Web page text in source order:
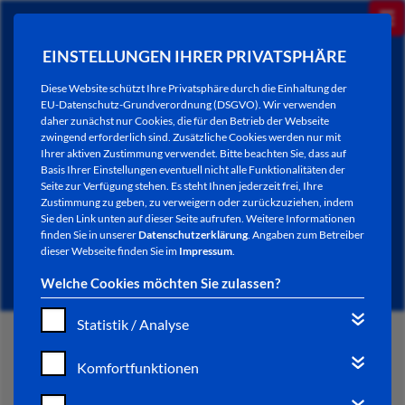
EINSTELLUNGEN IHRER PRIVATSPHÄRE
Diese Website schützt Ihre Privatsphäre durch die Einhaltung der
EU-Datenschutz-Grundverordnung (DSGVO). Wir verwenden
daher zunächst nur Cookies, die für den Betrieb der Webseite
zwingend erforderlich sind. Zusätzliche Cookies werden nur mit
Ihrer aktiven Zustimmung verwendet. Bitte beachten Sie, dass auf
Basis Ihrer Einstellungen eventuell nicht alle Funktionalitäten der
Seite zur Verfügung stehen. Es steht Ihnen jederzeit frei, Ihre
Zustimmung zu geben, zu verweigern oder zurückzuziehen, indem
Sie den Link unten auf dieser Seite aufrufen. Weitere Informationen
finden Sie in unsererDatenschutzerklärung. Angaben zum Betreiber
dieser Webseite finden Sie im Impressum.
Welche Cookies möchten Sie zulassen?
Statistik / Analyse
Komfortfunktionen
NEWSLETTER / CITY LETTER
START